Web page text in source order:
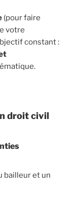
(pour faire
votre
constant :
droit civil
bailleur et un